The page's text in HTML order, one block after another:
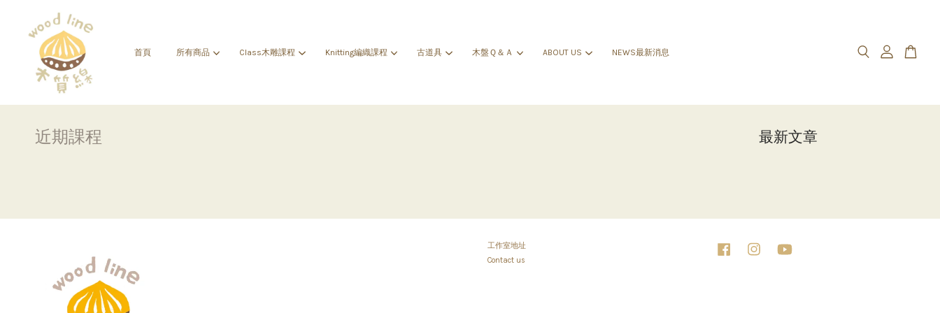
首頁 所有商品 Class木雕課程 Knitting編織課程 古道具 木盤Ｑ＆Ａ ABOUT US NEWS最新消息
近期課程 最新文章
工作室地址
Contact us
Facebook Instagram